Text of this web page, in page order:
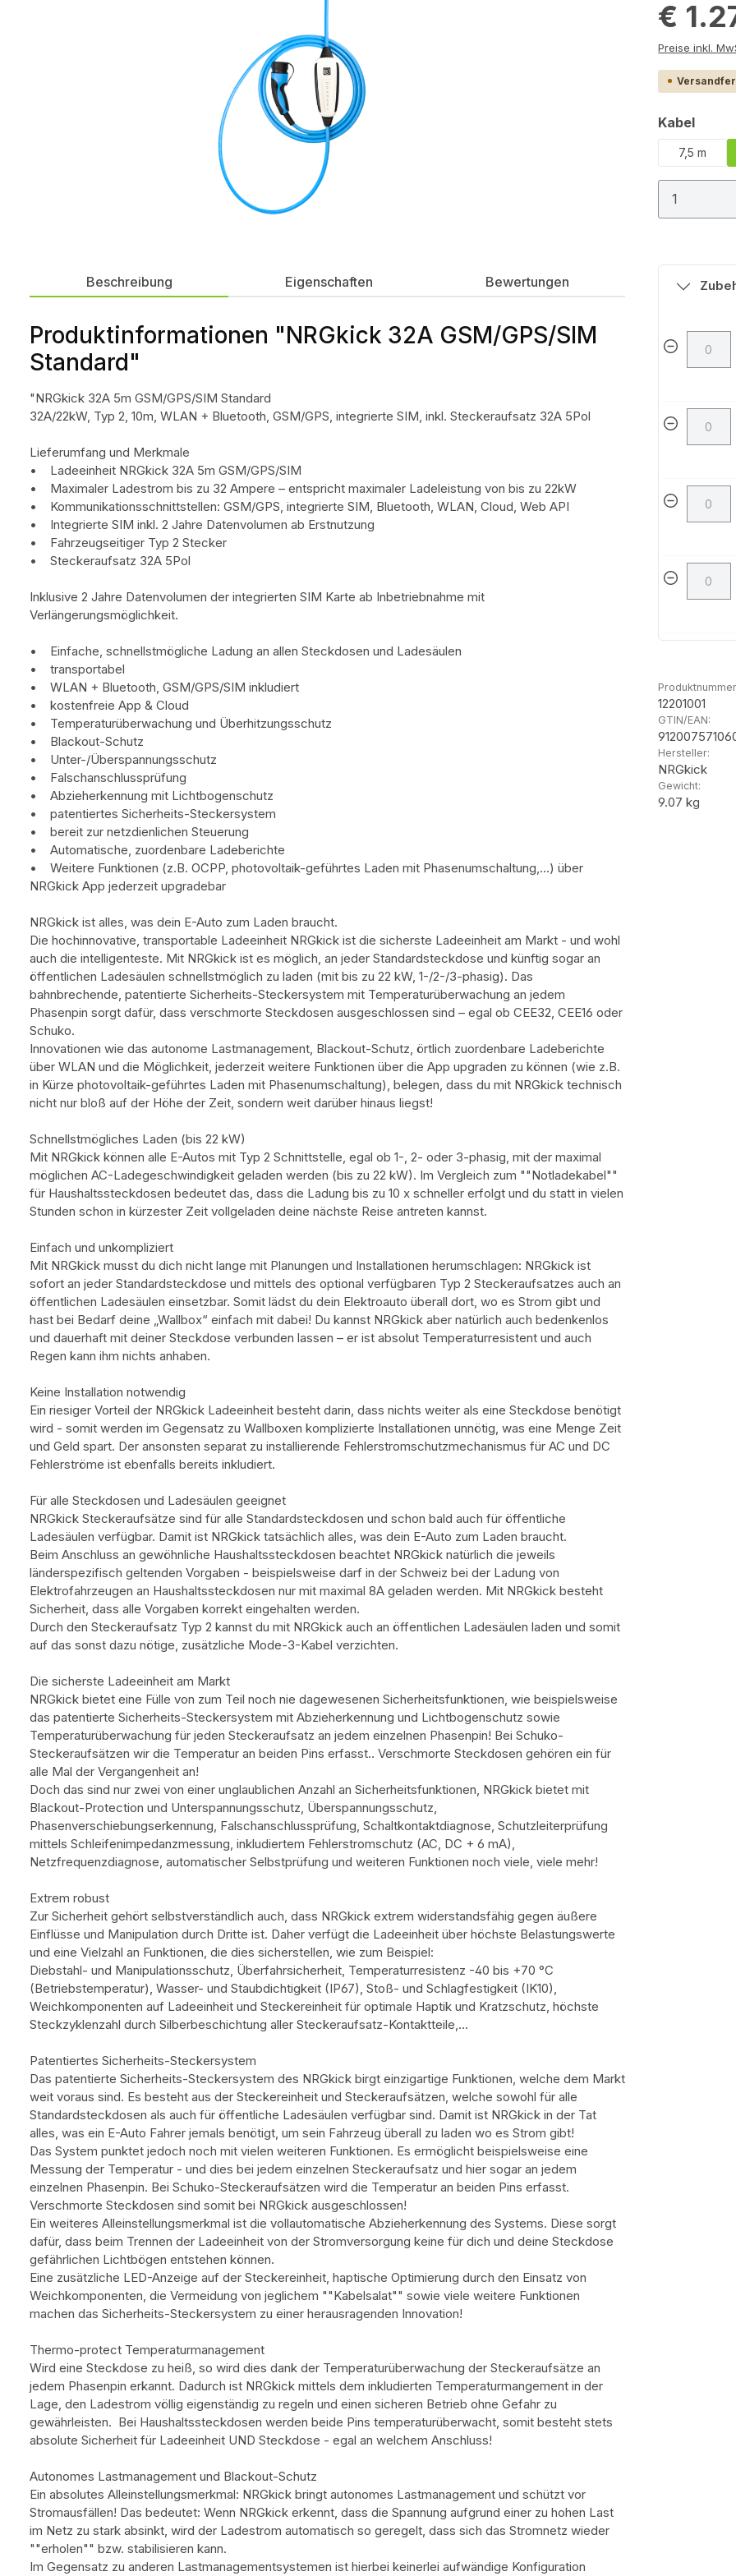
€
Kabel
7,5 m
12201001
GTIN/EAN:
Hersteller:
NRGkick
Gewicht:
9.07 kg
Beschreibung Eigenschaften Bewertungen
Produktinformationen "NRGkick 32A GSM/GPS/SIM
Standard"
"NRGkick 32A 5m GSM/GPS/SIM Standard
32A/22kW, Typ 2, 10m, WLAN + Bluetooth, GSM/GPS, integrierte SIM, inkl. Steckeraufsatz 32A 5Pol
Lieferumfang und Merkmale
• Ladeeinheit NRGkick 32A 5m GSM/GPS/SIM
• Maximaler Ladestrom bis zu 32 Ampere – entspricht maximaler Ladeleistung von bis zu 22kW
• Kommunikationsschnittstellen: GSM/GPS, integrierte SIM, Bluetooth, WLAN, Cloud, Web API
• Integrierte SIM inkl. 2 Jahre Datenvolumen ab Erstnutzung
• Fahrzeugseitiger Typ 2 Stecker
• Steckeraufsatz 32A 5Pol
Inklusive 2 Jahre Datenvolumen der integrierten SIM Karte ab Inbetriebnahme mit
Verlängerungsmöglichkeit.
• Einfache, schnellstmögliche Ladung an allen Steckdosen und Ladesäulen
• transportabel
• WLAN + Bluetooth, GSM/GPS/SIM inkludiert
• kostenfreie App & Cloud
• Temperaturüberwachung und Überhitzungsschutz
• Blackout-Schutz
• Unter-/Überspannungsschutz
• Falschanschlussprüfung
• Abzieherkennung mit Lichtbogenschutz
• patentiertes Sicherheits-Steckersystem
• bereit zur netzdienlichen Steuerung
• Automatische, zuordenbare Ladeberichte
• Weitere Funktionen (z.B. OCPP, photovoltaik-geführtes Laden mit Phasenumschaltung,…) über
NRGkick App jederzeit upgradebar
NRGkick ist alles, was dein E-Auto zum Laden braucht.
Die hochinnovative, transportable Ladeeinheit NRGkick ist die sicherste Ladeeinheit am Markt - und wohl
auch die intelligenteste. Mit NRGkick ist es möglich, an jeder Standardsteckdose und künftig sogar an
öffentlichen Ladesäulen schnellstmöglich zu laden (mit bis zu 22 kW, 1-/2-/3-phasig). Das
bahnbrechende, patentierte Sicherheits-Steckersystem mit Temperaturüberwachung an jedem
Phasenpin sorgt dafür, dass verschmorte Steckdosen ausgeschlossen sind – egal ob CEE32, CEE16 oder
Schuko.
Innovationen wie das autonome Lastmanagement, Blackout-Schutz, örtlich zuordenbare Ladeberichte
über WLAN und die Möglichkeit, jederzeit weitere Funktionen über die App upgraden zu können (wie z.B.
in Kürze photovoltaik-geführtes Laden mit Phasenumschaltung), belegen, dass du mit NRGkick technisch
nicht nur bloß auf der Höhe der Zeit, sondern weit darüber hinaus liegst!
Schnellstmögliches Laden (bis 22 kW)
Mit NRGkick können alle E-Autos mit Typ 2 Schnittstelle, egal ob 1-, 2- oder 3-phasig, mit der maximal
möglichen AC-Ladegeschwindigkeit geladen werden (bis zu 22 kW). Im Vergleich zum ""Notladekabel""
für Haushaltssteckdosen bedeutet das, dass die Ladung bis zu 10 x schneller erfolgt und du statt in vielen
Stunden schon in kürzester Zeit vollgeladen deine nächste Reise antreten kannst.
Einfach und unkompliziert
Mit NRGkick musst du dich nicht lange mit Planungen und Installationen herumschlagen: NRGkick ist
sofort an jeder Standardsteckdose und mittels des optional verfügbaren Typ 2 Steckeraufsatzes auch an
öffentlichen Ladesäulen einsetzbar. Somit lädst du dein Elektroauto überall dort, wo es Strom gibt und
hast bei Bedarf deine „Wallbox“ einfach mit dabei! Du kannst NRGkick aber natürlich auch bedenkenlos
und dauerhaft mit deiner Steckdose verbunden lassen – er ist absolut Temperaturresistent und auch
Regen kann ihm nichts anhaben.
Keine Installation notwendig
Ein riesiger Vorteil der NRGkick Ladeeinheit besteht darin, dass nichts weiter als eine Steckdose benötigt
wird - somit werden im Gegensatz zu Wallboxen komplizierte Installationen unnötig, was eine Menge Zeit
und Geld spart. Der ansonsten separat zu installierende Fehlerstromschutzmechanismus für AC und DC
Fehlerströme ist ebenfalls bereits inkludiert.
Für alle Steckdosen und Ladesäulen geeignet
NRGkick Steckeraufsätze sind für alle Standardsteckdosen und schon bald auch für öffentliche
Ladesäulen verfügbar. Damit ist NRGkick tatsächlich alles, was dein E-Auto zum Laden braucht.
Beim Anschluss an gewöhnliche Haushaltssteckdosen beachtet NRGkick natürlich die jeweils
länderspezifisch geltenden Vorgaben - beispielsweise darf in der Schweiz bei der Ladung von
Elektrofahrzeugen an Haushaltssteckdosen nur mit maximal 8A geladen werden. Mit NRGkick besteht
Sicherheit, dass alle Vorgaben korrekt eingehalten werden.
Durch den Steckeraufsatz Typ 2 kannst du mit NRGkick auch an öffentlichen Ladesäulen laden und somit
auf das sonst dazu nötige, zusätzliche Mode-3-Kabel verzichten.
Die sicherste Ladeeinheit am Markt
NRGkick bietet eine Fülle von zum Teil noch nie dagewesenen Sicherheitsfunktionen, wie beispielsweise
das patentierte Sicherheits-Steckersystem mit Abzieherkennung und Lichtbogenschutz sowie
Temperaturüberwachung für jeden Steckeraufsatz an jedem einzelnen Phasenpin! Bei Schuko-
Steckeraufsätzen wir die Temperatur an beiden Pins erfasst.. Verschmorte Steckdosen gehören ein für
alle Mal der Vergangenheit an!
Doch das sind nur zwei von einer unglaublichen Anzahl an Sicherheitsfunktionen, NRGkick bietet mit
Blackout-Protection und Unterspannungsschutz, Überspannungsschutz,
Phasenverschiebungserkennung, Falschanschlussprüfung, Schaltkontaktdiagnose, Schutzleiterprüfung
mittels Schleifenimpedanzmessung, inkludiertem Fehlerstromschutz (AC, DC + 6 mA),
Netzfrequenzdiagnose, automatischer Selbstprüfung und weiteren Funktionen noch viele, viele mehr!
Extrem robust
Zur Sicherheit gehört selbstverständlich auch, dass NRGkick extrem widerstandsfähig gegen äußere
Einflüsse und Manipulation durch Dritte ist. Daher verfügt die Ladeeinheit über höchste Belastungswerte
und eine Vielzahl an Funktionen, die dies sicherstellen, wie zum Beispiel:
Diebstahl- und Manipulationsschutz, Überfahrsicherheit, Temperaturresistenz -40 bis +70 °C
(Betriebstemperatur), Wasser- und Staubdichtigkeit (IP67), Stoß- und Schlagfestigkeit (IK10),
Weichkomponenten auf Ladeeinheit und Steckereinheit für optimale Haptik und Kratzschutz, höchste
Steckzyklenzahl durch Silberbeschichtung aller Steckeraufsatz-Kontaktteile,…
Patentiertes Sicherheits-Steckersystem
Das patentierte Sicherheits-Steckersystem des NRGkick birgt einzigartige Funktionen, welche dem Markt
weit voraus sind. Es besteht aus der Steckereinheit und Steckeraufsätzen, welche sowohl für alle
Standardsteckdosen als auch für öffentliche Ladesäulen verfügbar sind. Damit ist NRGkick in der Tat
alles, was ein E-Auto Fahrer jemals benötigt, um sein Fahrzeug überall zu laden wo es Strom gibt!
Das System punktet jedoch noch mit vielen weiteren Funktionen. Es ermöglicht beispielsweise eine
Messung der Temperatur - und dies bei jedem einzelnen Steckeraufsatz und hier sogar an jedem
einzelnen Phasenpin. Bei Schuko-Steckeraufsätzen wird die Temperatur an beiden Pins erfasst.
Verschmorte Steckdosen sind somit bei NRGkick ausgeschlossen!
Ein weiteres Alleinstellungsmerkmal ist die vollautomatische Abzieherkennung des Systems. Diese sorgt
dafür, dass beim Trennen der Ladeeinheit von der Stromversorgung keine für dich und deine Steckdose
gefährlichen Lichtbögen entstehen können.
Eine zusätzliche LED-Anzeige auf der Steckereinheit, haptische Optimierung durch den Einsatz von
Weichkomponenten, die Vermeidung von jeglichem ""Kabelsalat"" sowie viele weitere Funktionen
machen das Sicherheits-Steckersystem zu einer herausragenden Innovation!
Thermo-protect Temperaturmanagement
Wird eine Steckdose zu heiß, so wird dies dank der Temperaturüberwachung der Steckeraufsätze an
jedem Phasenpin erkannt. Dadurch ist NRGkick mittels dem inkludierten Temperaturmangement in der
Lage, den Ladestrom völlig eigenständig zu regeln und einen sicheren Betrieb ohne Gefahr zu
gewährleisten. Bei Haushaltssteckdosen werden beide Pins temperaturüberwacht, somit besteht stets
absolute Sicherheit für Ladeeinheit UND Steckdose - egal an welchem Anschluss!
Autonomes Lastmanagement und Blackout-Schutz
Ein absolutes Alleinstellungsmerkmal: NRGkick bringt autonomes Lastmanagement und schützt vor
Stromausfällen! Das bedeutet: Wenn NRGkick erkennt, dass die Spannung aufgrund einer zu hohen Last
im Netz zu stark absinkt, wird der Ladestrom automatisch so geregelt, dass sich das Stromnetz wieder
""erholen"" bzw. stabilisieren kann.
Im Gegensatz zu anderen Lastmanagementsystemen ist hierbei keinerlei aufwändige Konfiguration